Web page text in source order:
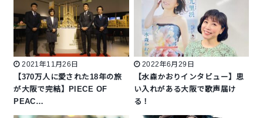
2021年11月26日
【370万人に愛された18年の旅
が大阪で完結】PIECE OF
PEAC…
2022年6月29日
【水森かおりインタビュー】思
い入れがある大阪で歌声届け
る！